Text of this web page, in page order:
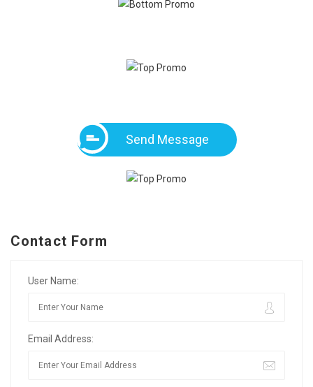
Send Message
Contact Form
User Name:
Email Address: